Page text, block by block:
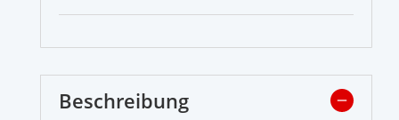
Beschreibung